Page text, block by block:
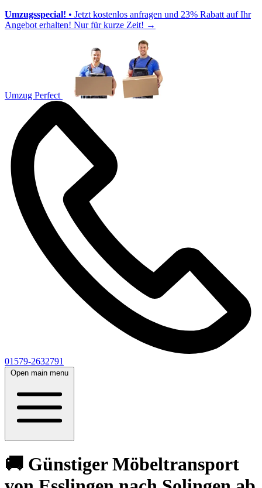
Umzugsspecial! • Jetzt kostenlos anfragen und 23% Rabatt auf Ihr
Angebot erhalten! Nur für kurze Zeit! →
Umzug Perfect
01579-2632791
Open main menu
🚚 Günstiger Möbeltransport